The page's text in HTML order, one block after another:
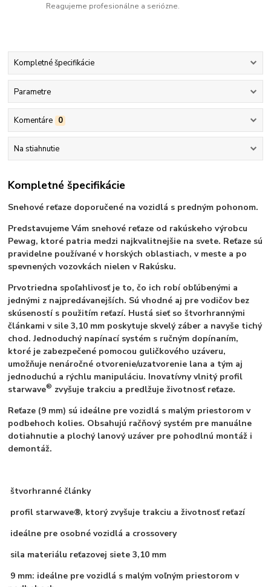
Reagujeme profesionálne a seriózne.
Kompletné špecifikácie
Parametre
Komentáre 0
Na stiahnutie
Kompletné špecifikácie
Snehové reťaze doporučené na vozidlá s predným pohonom.
Predstavujeme Vám snehové reťaze od rakúskeho výrobcu
Pewag, ktoré patria medzi najkvalitnejšie na svete. Reťaze sú
pravidelne používané v horských oblastiach, v meste a po
spevnených vozovkách nielen v Rakúsku.
Prvotriedna spoľahlivosť je to, čo ich robí obľúbenými a
jednými z najpredávanejších. Sú vhodné aj pre vodičov bez
skúseností s použitím reťazí. Hustá sieť so štvorhrannými
článkami v sile 3,10 mm poskytuje skvelý záber a navyše tichý
chod. Jednoduchý napínací systém s ručným dopínaním,
ktoré je zabezpečené pomocou guličkového uzáveru,
umožňuje nenáročné otvorenie/uzatvorenie lana a tým aj
jednoduchú a rýchlu manipuláciu. Inovatívny vlnitý profil
starwave® zvyšuje trakciu a predlžuje životnosť reťaze.
Reťaze (9 mm) sú ideálne pre vozidlá s malým priestorom v
podbehoch kolies. Obsahujú račňový systém pre manuálne
dotiahnutie a plochý lanový uzáver pre pohodlnú montáž i
demontáž.
štvorhranné články
profil starwave®, ktorý zvyšuje trakciu a životnosť reťazí
ideálne pre osobné vozidlá a crossovery
sila materiálu reťazovej siete 3,10 mm
9 mm: ideálne pre vozidlá s malým voľným priestorom v